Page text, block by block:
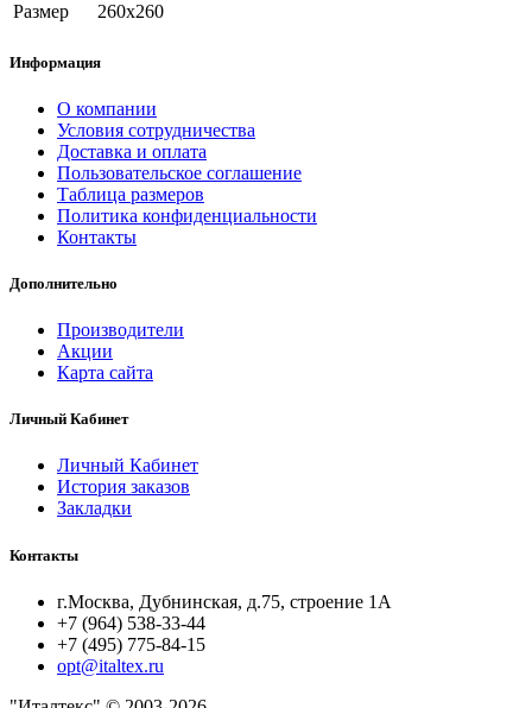
Размер
260х260
Информация
О компании
Условия сотрудничества
Доставка и оплата
Пользовательское соглашение
Таблица размеров
Политика конфиденциальности
Контакты
Дополнительно
Производители
Акции
Карта сайта
Личный Кабинет
Личный Кабинет
История заказов
Закладки
Контакты
г.Москва, Дубнинская, д.75, строение 1А
+7 (964) 538-33-44
+7 (495) 775-84-15
opt@italtex.ru